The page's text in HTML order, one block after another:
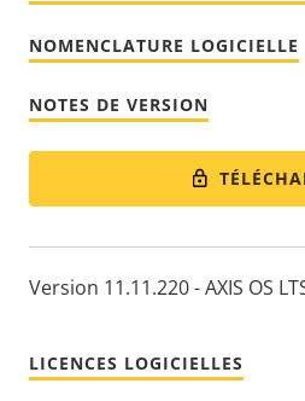
NOMENCLATURE LOGICIELLE
NOTES DE VERSION
Version 11.11.220 - AXIS OS
LICENCES LOGICIELLES